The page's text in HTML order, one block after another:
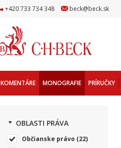
+420733 734348 beck@beck.sk
KOMENTÁRE MONOGRAFIE PRÍRUČKY
OBLASTI PRÁVA
Občianske právo (22)